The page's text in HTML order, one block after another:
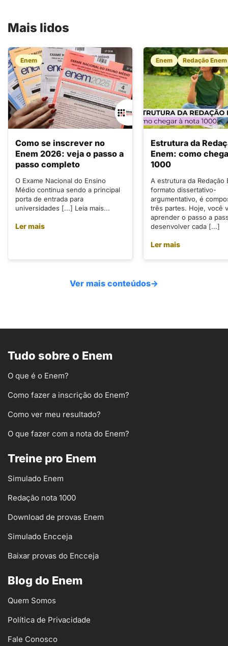
Mais lidos
Enem
Como se inscrever no
Enem 2026: veja o passo a
passo completo
O Exame Nacional do Ensino
Médio continua sendo a principal
porta de entrada para
universidades [...] Leia mais...
Ler mais
Enem Redação Enem
Estrutura da
Enem: como
1000
A estrutura da Redação
formato dissertativo-
argumentativo, é
três partes. Hoje, você
aprender o passo a
desenvolver cada [...]
Ler mais
Ver mais conteúdos→
Tudo sobre o Enem
O que é o Enem?
Como fazer a inscrição do Enem?
Como ver meu resultado?
O que fazer com a nota do Enem?
Treine pro Enem
Simulado Enem
Redação nota 1000
Download de provas Enem
Simulado Encceja
Baixar provas do Encceja
Blog do Enem
Quem Somos
Política de Privacidade
Fale Conosco